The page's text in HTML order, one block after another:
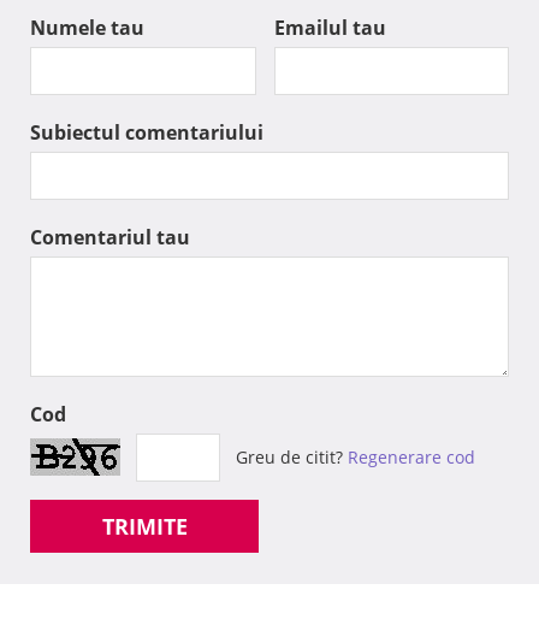
Numele tau Emailul tau
Subiectul comentariului
Comentariul tau
Cod
Greu de citit? Regenerare cod
TRIMITE